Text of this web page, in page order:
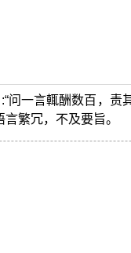
问一言輒酬数百，
繁冗，不及要旨。